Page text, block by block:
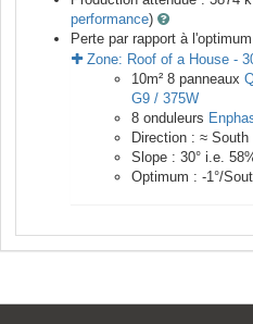
performance)
Perte par rapport à
Zone: Roof of a House -
10m² 8 panneaux
G9 / 375W
8 onduleurs
Direction : ≈ South
Slope : 30° i.e. 58
Optimum : -1°/